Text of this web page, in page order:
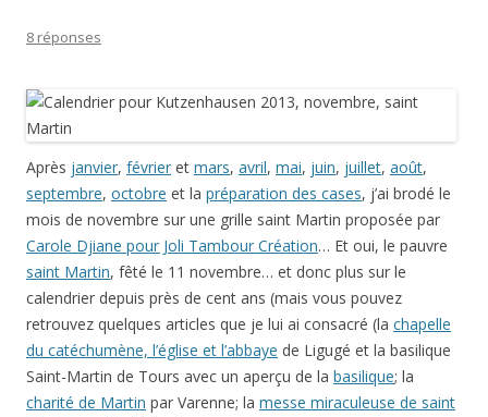
8 réponses
Après janvier, février et mars, avril, mai, juin, juillet, août,
septembre, octobre et la préparation des cases, j’ai brodé le
mois de novembre sur une grille saint Martin proposée par
Carole Djiane pour Joli Tambour Création… Et oui, le pauvre
saint Martin, fêté le 11 novembre… et donc plus sur le
calendrier depuis près de cent ans (mais vous pouvez
retrouvez quelques articles que je lui ai consacré (la chapelle
du catéchumène, l’église et l’abbaye de Ligugé et la basilique
Saint-Martin de Tours avec un aperçu de la basilique; la
charité de Martin par Varenne; la messe miraculeuse de saint